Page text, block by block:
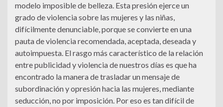
modelo imposible de belleza. Esta presión ejerce un
grado de violencia sobre las mujeres y las niñas,
difícilmente denunciable, porque se convierte en una
pauta de violencia recomendada, aceptada, deseada y
autoimpuesta. El rasgo más característico de la relación
entre publicidad y violencia de nuestros días es que ha
encontrado la manera de trasladar un mensaje de
subordinación y opresión hacia las mujeres, mediante
seducción, no por imposición. Por eso es tan difícil de